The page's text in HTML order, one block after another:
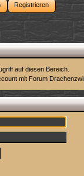
Registrieren
auf diesen Bereich.
mit Forum